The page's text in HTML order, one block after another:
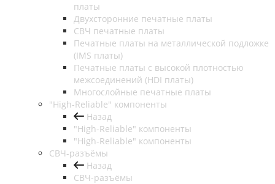
платы
Двухсторонние печатные платы
СВЧ печатные платы
Печатные платы на металлической подложке
(IMS платы)
Печатные платы с высокой плотностью
межсоединений (HDI платы)
Многослойные печатные платы
"High-Reliable" компоненты
Назад
"High-Reliable" компоненты
"High-Reliable" компоненты
СВЧ-разъёмы
Назад
СВЧ-разъёмы